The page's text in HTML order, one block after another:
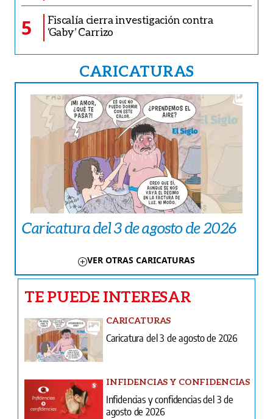
5
Fiscalía cierra investigación contra
‘Gaby’ Carrizo
CARICATURAS
Caricatura del 3 de agosto de 2026
VER OTRAS CARICATURAS
TE PUEDE INTERESAR
CARICATURAS
Caricatura del 3 de agosto de 2026
INFIDENCIAS Y CONFIDENCIAS
Infidencias y confidencias del 3 de
agosto de 2026